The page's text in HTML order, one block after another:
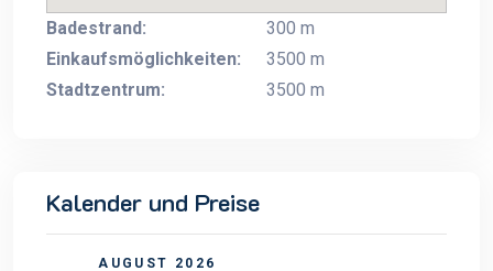
Badestrand:
300 m
Einkaufsmöglichkeiten:
3500 m
Stadtzentrum:
3500 m
Kalender und Preise
AUGUST 2026